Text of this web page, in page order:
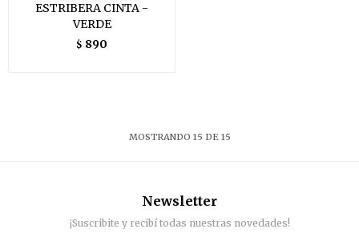
ESTRIBERA CINTA -
VERDE
$ 890
MOSTRANDO 15 DE 15
Newsletter
¡Suscribite y recibí todas nuestras novedades!